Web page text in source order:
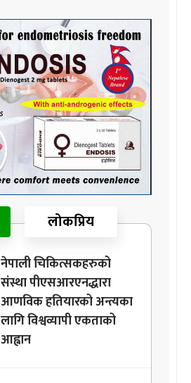
लोकप्रिय
नेपाली चिकित्सकहरुको
संस्था पीएसआरएनद्धारा
आणविक हतियारको अन्त्यका
लागि विश्वव्यापी एकताको
आह्वान